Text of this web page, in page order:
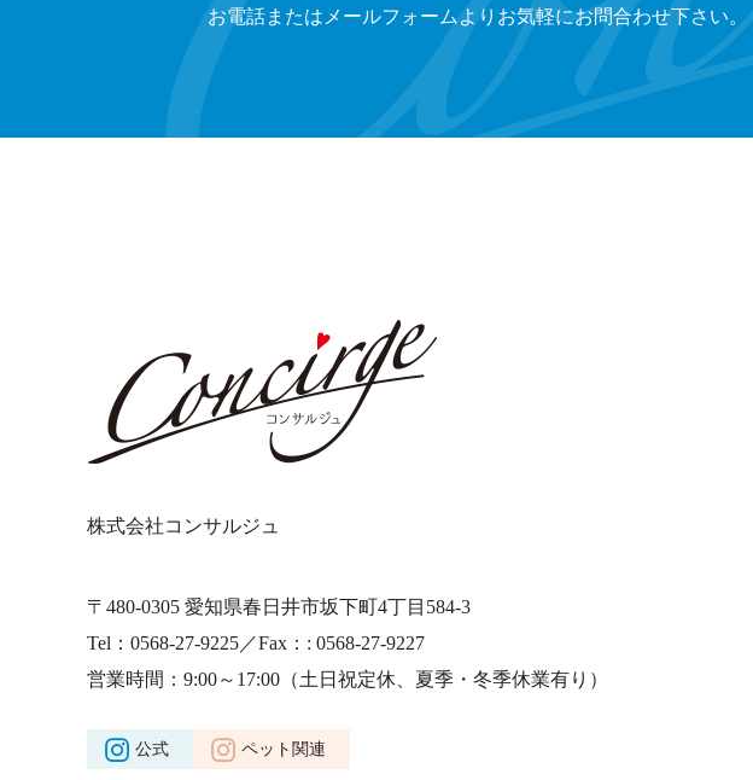
お電話またはメールフォームよりお気軽にお問合わせ下さい。
株式会社コンサルジュ
〒480-0305 愛知県春日井市坂下町4丁目584-3
Tel：0568-27-9225／Fax：: 0568-27-9227
営業時間：9:00～17:00 （土日祝定休、夏季・冬季休業有り）
公式 ペット関連